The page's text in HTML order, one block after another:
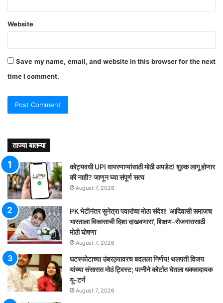
Website
Save my name, email, and website in this browser for the next
time I comment.
ताज्या बातम्या
कोट्यवधी UPI वापरणाऱ्यांसाठी मोठी अपडेट! शुल्क लागू होणार
की नाही? जाणून घ्या संपूर्ण सत्य
August 7, 2026
PK भेटीनंतर सुनेत्रा पवारांचा मोठा संदेश! ‘आदिवासी समाजच
भारताला विकासाची दिशा दाखवणारा’, शिक्षण-रोजगारासाठी
मोठी घोषणा
August 7, 2026
घटस्फोटाच्या उंबरठ्यावरच बदलला निर्णय! थलपती विजय
यांच्या संसारात मोठं ट्विस्ट; पत्नीने कोर्टात घेतला धक्कादायक
यू-टर्न
August 7, 2026